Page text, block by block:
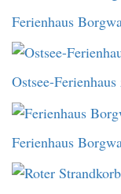
Ferienhaus
Ostsee-
Ferienhaus